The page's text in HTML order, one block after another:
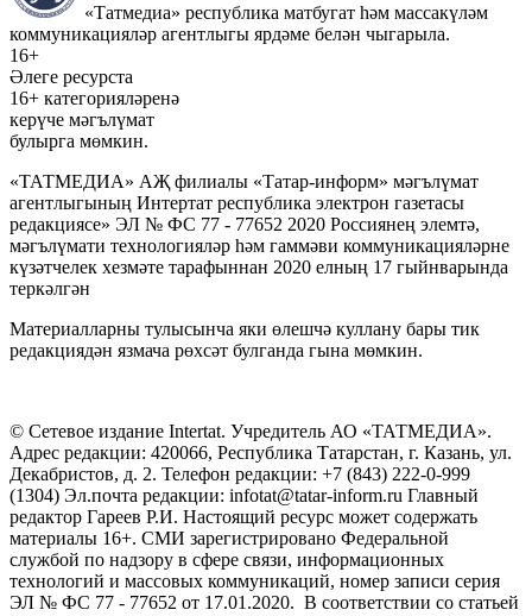
«Татмедиа» республика матбугат һәм массакүләм
коммуникацияләр агентлыгы ярдәме белән чыгарыла.
16+
Әлеге ресурста
16+ категорияләренә
керүче мәгълүмат
булырга мөмкин.
«ТАТМЕДИА» АҖ филиалы «Татар-информ» мәгълүмат
агентлыгының Интертат республика электрон газетасы
редакциясе» ЭЛ № ФС 77 - 77652 2020 Россиянең элемтә,
мәгълүмати технологияләр һәм гаммәви коммуникацияләрне
күзәтчелек хезмәте тарафыннан 2020 елның 17 гыйнварында
теркәлгән
Материалларны тулысынча яки өлешчә куллану бары тик
редакциядән язмача рөхсәт булганда гына мөмкин.
© Сетевое издание Intertat. Учредитель АО «ТАТМЕДИА».
Адрес редакции: 420066, Республика Татарстан, г. Казань, ул.
Декабристов, д. 2. Телефон редакции: +7 (843) 222-0-999
(1304) Эл.почта редакции: infotat@tatar-inform.ru Главный
редактор Гареев Р.И. Настоящий ресурс может содержать
материалы 16+. СМИ зарегистрировано Федеральной
службой по надзору в сфере связи, информационных
технологий и массовых коммуникаций, номер записи серия
ЭЛ № ФС 77 - 77652 от 17.01.2020. В соответствии со статьей